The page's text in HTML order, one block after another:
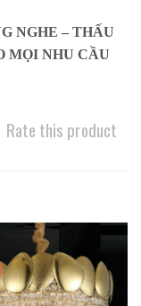
NGHE – THẤU
MỌI NHU CẦU
Rate this product